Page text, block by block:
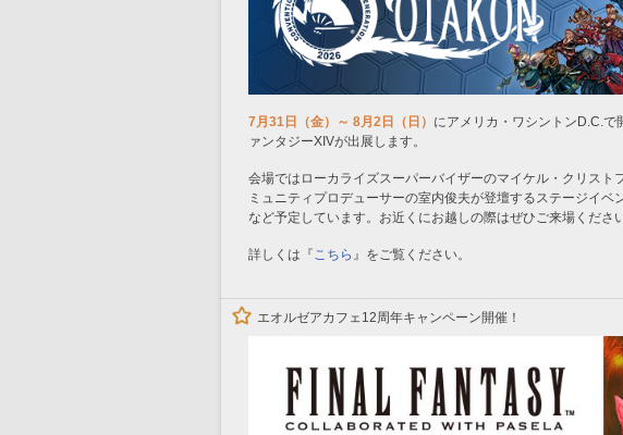
7月31日（金）～ 8月2日（日） にアメリカ・ワシントンD.C.
ァンタジーXIVが出展します。
会場ではローカライズスーパーバイザーのマイケル・クリスト
ミュニティプロデューサーの室内俊夫が登壇するステージイ
など予定しています。お近くにお越しの際はぜひご来場ください
詳しくは『こちら 』をご覧ください。
エオルゼアカフェ12周年キャンペーン開催！